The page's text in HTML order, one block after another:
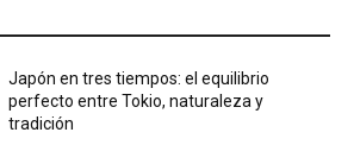
Japón en tres tiempos: el equilibrio
perfecto entre Tokio, naturaleza y
tradición